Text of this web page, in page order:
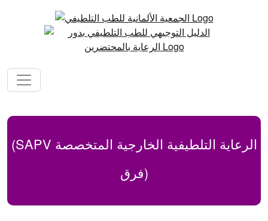
(SAPV الرعاية التلطيفية الخارجية المتخصصة
(فرق